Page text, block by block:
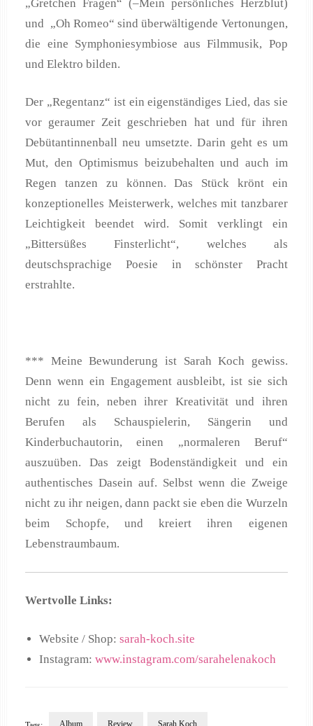
„Gretchen Fragen“ (–Mein persönliches Herzblut)
und „Oh Romeo“ sind überwältigende Vertonungen,
die eine Symphoniesymbiose aus Filmmusik, Pop
und Elektro bilden.
Der „Regentanz“ ist ein eigenständiges Lied, das sie
vor geraumer Zeit geschrieben hat und für ihren
Debütantinnenball neu umsetzte. Darin geht es um
Mut, den Optimismus beizubehalten und auch im
Regen tanzen zu können. Das Stück krönt ein
konzeptionelles Meisterwerk, welches mit tanzbarer
Leichtigkeit beendet wird. Somit verklingt ein
„Bittersüßes Finsterlicht“, welches als
deutschsprachige Poesie in schönster Pracht
erstrahlte.
*** Meine Bewunderung ist Sarah Koch gewiss.
Denn wenn ein Engagement ausbleibt, ist sie sich
nicht zu fein, neben ihrer Kreativität und ihren
Berufen als Schauspielerin, Sängerin und
Kinderbuchautorin, einen „normaleren Beruf“
auszuüben. Das zeigt Bodenständigkeit und ein
authentisches Dasein auf. Selbst wenn die Zweige
nicht zu ihr neigen, dann packt sie eben die Wurzeln
beim Schopfe, und kreiert ihren eigenen
Lebenstraumbaum.
Wertvolle Links:
Website / Shop:sarah-koch.site
Instagram:www.instagram.com/sarahelenakoch